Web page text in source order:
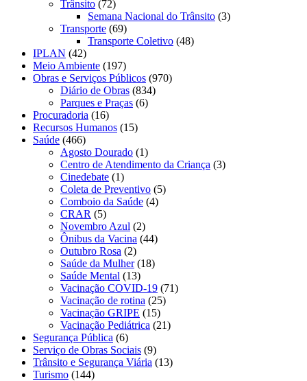
Trânsito (72)
Semana Nacional do Trânsito (3)
Transporte (69)
Transporte Coletivo (48)
IPLAN (42)
Meio Ambiente (197)
Obras e Serviços Públicos (970)
Diário de Obras (834)
Parques e Praças (6)
Procuradoria (16)
Recursos Humanos (15)
Saúde (466)
Agosto Dourado (1)
Centro de Atendimento da Criança (3)
Cinedebate (1)
Coleta de Preventivo (5)
Comboio da Saúde (4)
CRAR (5)
Novembro Azul (2)
Ônibus da Vacina (44)
Outubro Rosa (2)
Saúde da Mulher(18)
Saúde Mental (13)
Vacinação COVID-19 (71)
Vacinação de rotina (25)
Vacinação GRIPE (15)
Vacinação Pediátrica (21)
Segurança Pública (6)
Serviço de Obras Sociais (9)
Trânsito e Segurança Viária (13)
Turismo (144)